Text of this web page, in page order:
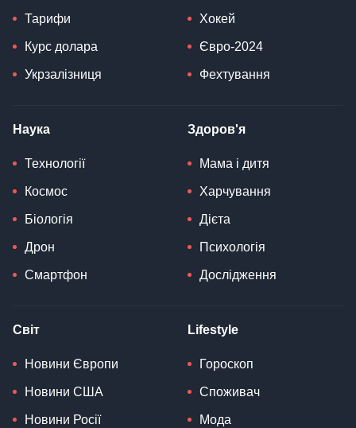
Тарифи
Курс долара
Укрзалізниця
Хокей
Євро-2024
Фехтування
Наука
Технології
Космос
Біологія
Дрон
Смартфон
Здоров'я
Мама і дитя
Харчування
Дієта
Психологія
Дослідження
Світ
Новини Європи
Новини США
Новини Росії
Lifestyle
Гороскоп
Споживач
Мода